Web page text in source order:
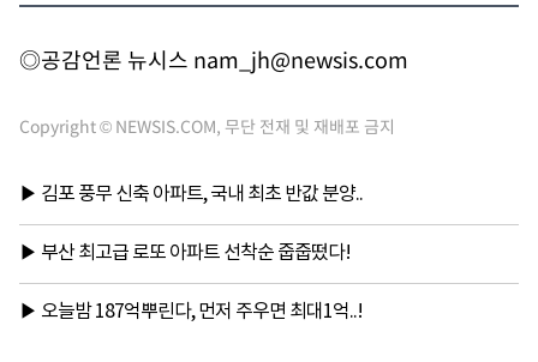
◎공감언론 뉴시스 nam_jh@newsis.com
Copyright © NEWSIS.COM, 무단 전재 및 재배포 금지